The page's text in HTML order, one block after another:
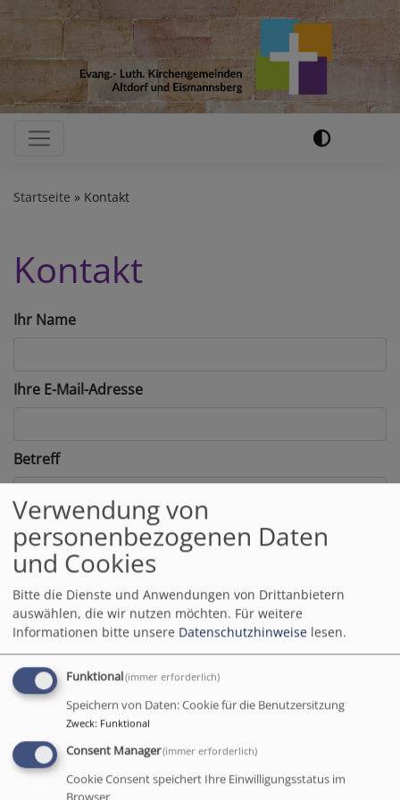
Direkt
Inhalt
Hauptnavigation
Startseite Kontakt
Kontakt
Ihr Name
Ihre E-Mail-Adresse
Betreff
Nachricht
Bitte geben Sie in Ihrer Nachricht keine Links oder
Verwendung von
personenbezogenen Daten
und Cookies
Bitte die Dienste und Anwendungen von Drittanbietern
auswählen, die wir nutzen möchten. Für weitere
Informationen bitte unsere Datenschutzhinweise lesen.
Funktional(immer erforderlich)
Speichern von Daten: Cookie für die Benutzersitzung
Zweck: Funktional
Consent Manager(immer erforderlich)
Cookie Consent speichert Ihre Einwilligungsstatus im
Browser